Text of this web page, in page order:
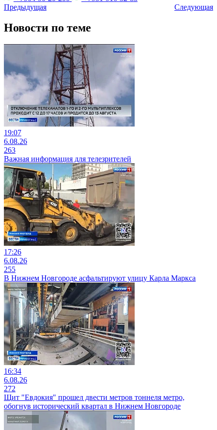
Предыдущая
Следующая
Новости по теме
19:07
6.08.26
263
Важная информация для телезрителей
17:26
6.08.26
255
В Нижнем Новгороде асфальтируют улицу Карла Маркса
16:34
6.08.26
272
Щит "Евдокия" прошел двести метров тоннеля метро,
обогнув исторический квартал в Нижнем Новгороде